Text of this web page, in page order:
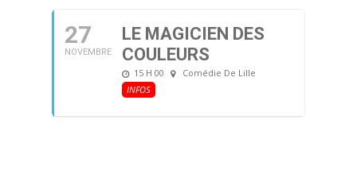
27
NOVEMBRE
LE MAGICIEN DES
COULEURS
15 H 00
Comédie De Lille
INFOS